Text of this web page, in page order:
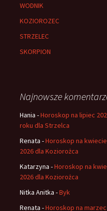
WODNIK
KOZIOROZEC
STRZELEC
SKORPION
Najnowsze
Hania -Horoskop na lipiec
roku dla Strzelca
Renata -Horoskop na
2026 dla Koziorożca
Katarzyna -Horoskop na
2026 dla Koziorożca
Nitka Anitka -Byk
Renata -Horoskop na marzec